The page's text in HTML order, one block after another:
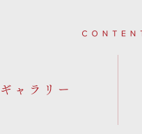
フォトギャラリー